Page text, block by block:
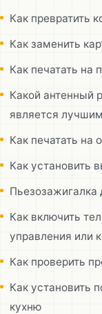
Как превратить
Как заменить
Как печатать на
Какой антенный
является лучшим
Как печатать на
Как установить
Пьезозажигалка
Как включить
управления или
Как проверить
Как установить
кухню